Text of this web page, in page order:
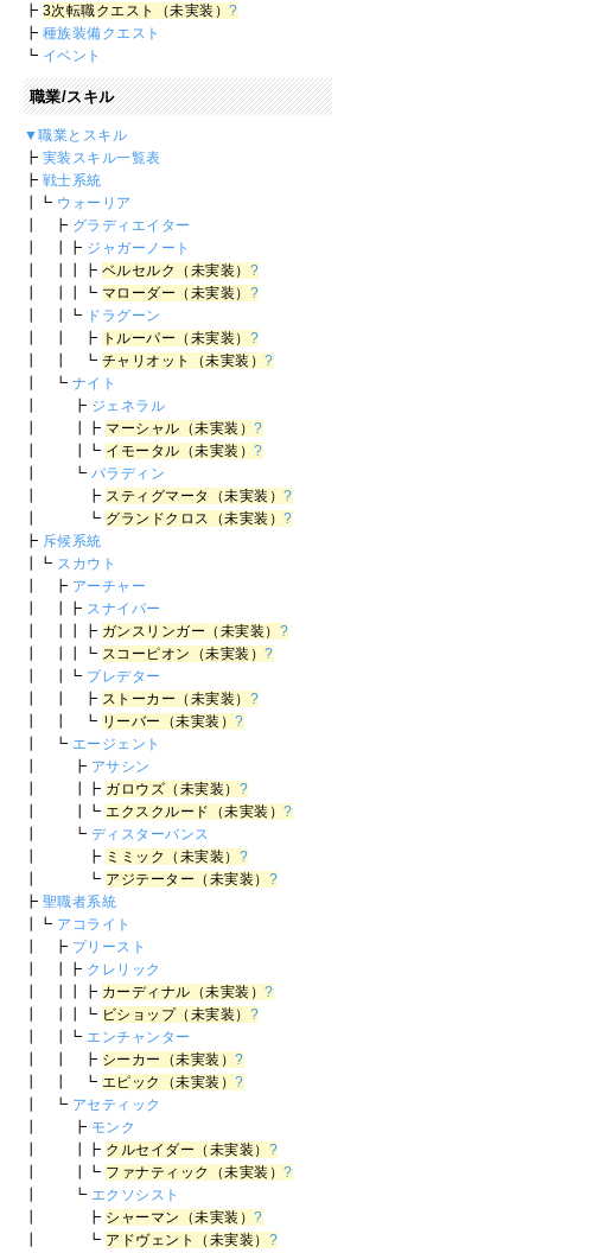
┣ 3次転職クエスト（未実装）?
┣ 種族装備クエスト
┗ イベント
職業/スキル
▼職業とスキル
┣ 実装スキル一覧表
┣ 戦士系統
┃┗ ウォーリア
┃ ┣ グラディエイター
┃ ┃┣ ジャガーノート
┃ ┃┃┣ ベルセルク（未実装） ?
┃ ┃┃┗ マローダー（未実装） ?
┃ ┃┗ ドラグーン
┃ ┃ ┣ トルーパー（未実装） ?
┃ ┃ ┗ チャリオット（未実装）?
┃ ┗ ナイト
┃ ┣ ジェネラル
┃ ┃┣ マーシャル（未実装）?
┃ ┃┗ イモータル（未実装）?
┃ ┗ パラディン
┃ ┣ スティグマータ（未実装）?
┃ ┗ グランドクロス（未実装）?
┣ 斥候系統
┃┗ スカウト
┃ ┣ アーチャー
┃ ┃┣ スナイパー
┃ ┃┃┣ ガンスリンガー（未実装） ?
┃ ┃┃┗ スコーピオン（未実装）?
┃ ┃┗ プレデター
┃ ┃ ┣ ストーカー（未実装） ?
┃ ┃ ┗ リーバー（未実装）?
┃ ┗ エージェント
┃ ┣ アサシン
┃ ┃┣ ガロウズ（未実装） ?
┃ ┃┗エクスクルード（未実装）?
┃ ┗ ディスターバンス
┃ ┣ ミミック（未実装） ?
┃ ┗ アジテーター（未実装） ?
┣ 聖職者系統
┃┗ アコライト
┃ ┣ プリースト
┃ ┃┣ クレリック
┃ ┃┃┣ カーディナル（未実装）?
┃ ┃┃┗ ビショップ（未実装） ?
┃ ┃┗ エンチャンター
┃ ┃ ┣ シーカー（未実装）?
┃ ┃ ┗ エピック（未実装）?
┃ ┗ アセティック
┃ ┣ モンク
┃ ┃┣ クルセイダー（未実装） ?
┃ ┃┗ ファナティック（未実装）?
┃ ┗ エクソシスト
┃ ┣ シャーマン（未実装）?
┃ ┗ アドヴェント（未実装） ?